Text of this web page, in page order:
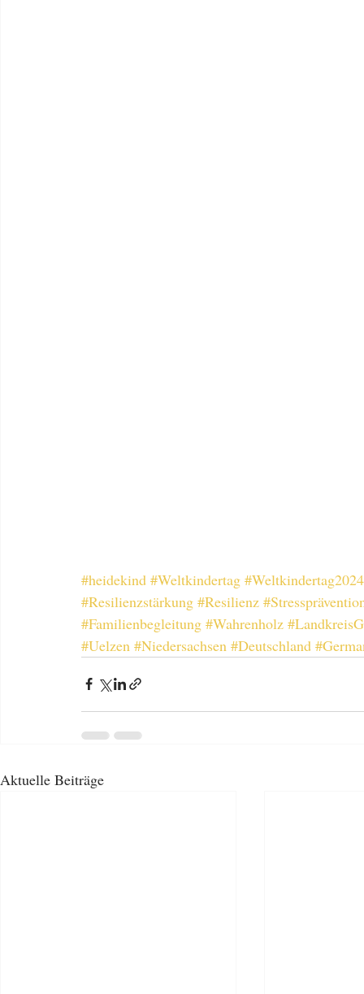
#heidekind #Weltkindertag #Weltkindertag2024
#Resilienzstärkung #Resilienz
#Familienbegleitung #Wahrenholz
#Uelzen #Niedersachsen #Deutschland
Aktuelle Beiträge